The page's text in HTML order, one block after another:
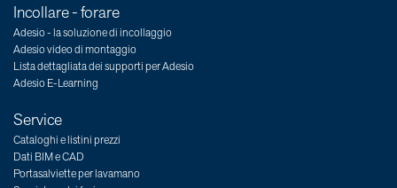
Incollare - forare
Adesio - la soluzione di incollaggio
Adesio video di montaggio
Lista dettagliata dei supporti per Adesio
Adesio E-Learning
Service
Cataloghi e listini prezzi
Dati BIM e CAD
Portasalviette per lavamano